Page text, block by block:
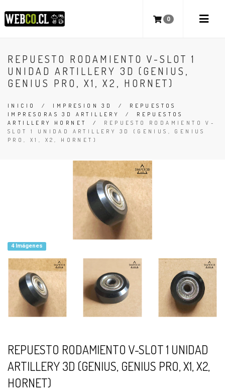
0
REPUESTO RODAMIENTO V-SLOT 1
UNIDAD ARTILLERY 3D (GENIUS,
GENIUS PRO, X1, X2, HORNET)
INICIO / IMPRESION 3D / REPUESTOS
IMPRESORAS 3D ARTILLERY
/ REPUESTOS
ARTILLERY HORNET
/ REPUESTO RODAMIENTO V-
SLOT 1 UNIDAD ARTILLERY 3D (GENIUS, GENIUS
PRO, X1, X2, HORNET)
4 Imágenes
REPUESTO RODAMIENTO V-SLOT 1 UNIDAD
ARTILLERY 3D (GENIUS, GENIUS PRO, X1, X2,
HORNET)